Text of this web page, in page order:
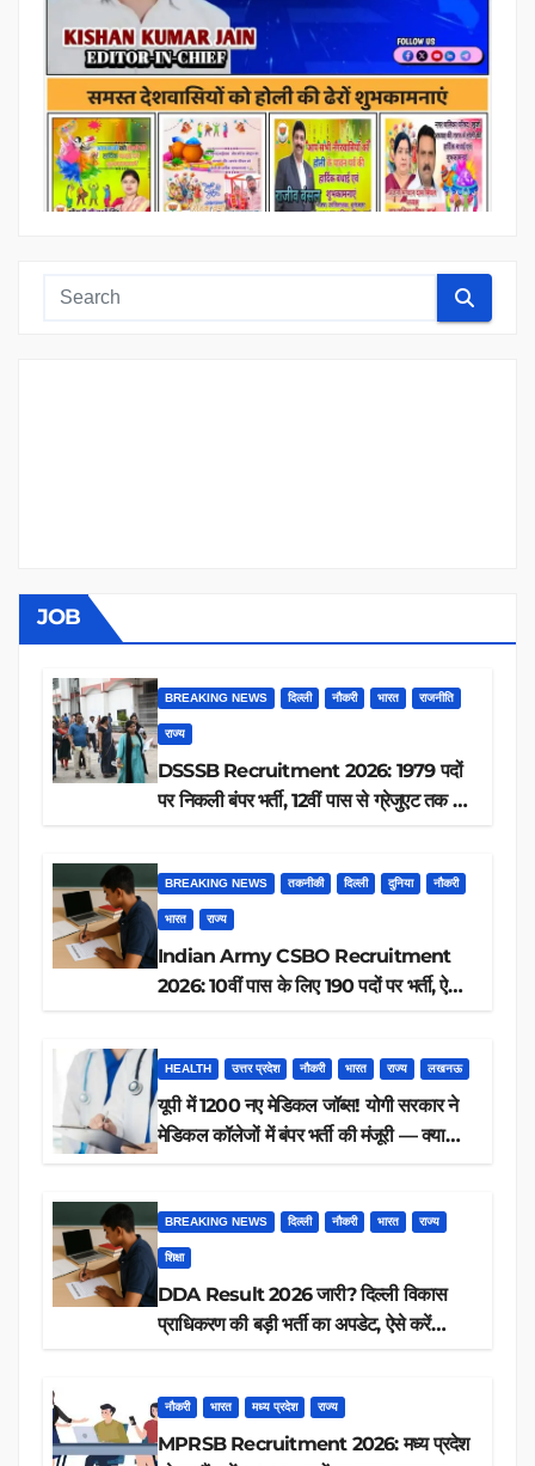
JOB
BREAKING NEWS दिल्ली नौकरी भारत राजनीति
राज्य
DSSSB Recruitment 2026: 1979 पदों
पर निकली बंपर भर्ती, 12वीं पास से ग्रेजुएट तक करें
BREAKING NEWS तकनीकी दिल्ली दुनिया नौकरी
भारत राज्य
Indian Army CSBO Recruitment
2026: 10वीं पास के लिए 190 पदों पर भर्ती, ऐसे
HEALTH उत्तर प्रदेश नौकरी भारत राज्य लखनऊ
यूपी में 1200 नए मेडिकल जॉब्स! योगी सरकार ने
मेडिकल कॉलेजों में बंपर भर्ती की मंजूरी — क्या
BREAKING NEWS दिल्ली नौकरी भारत राज्य
शिक्षा
DDA Result 2026 जारी? दिल्ली विकास
प्राधिकरण की बड़ी भर्ती का अपडेट, ऐसे करें
नौकरी भारत मध्य प्रदेश राज्य
MPRSB Recruitment 2026: मध्य प्रदेश